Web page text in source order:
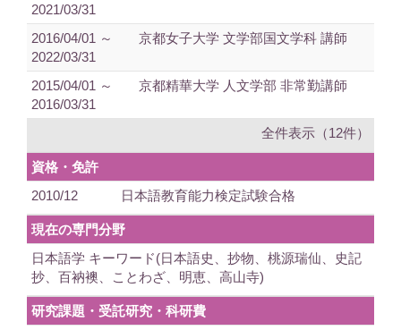
2021/03/31
2016/04/01 ～
2022/03/31
京都女子大学 文学部国文学科 講師
2015/04/01 ～
2016/03/31
京都精華大学 人文学部 非常勤講師
全件表示（12件）
資格・免許
2010/12
日本語教育能力検定試験合格
現在の専門分野
日本語学 キーワード(日本語史、抄物、桃源瑞仙、史記
抄、百衲襖、ことわざ、明恵、高山寺)
研究課題・受託研究・科研費